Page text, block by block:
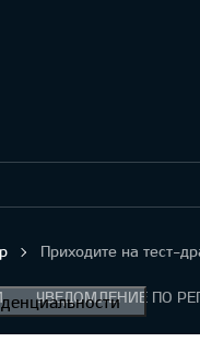
Приходите на тест-